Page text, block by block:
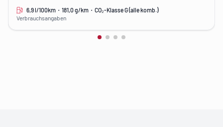
6,9 l/100km・181,0 g/km・CO₂-Klasse G (alle komb.)
Verbrauchsangaben